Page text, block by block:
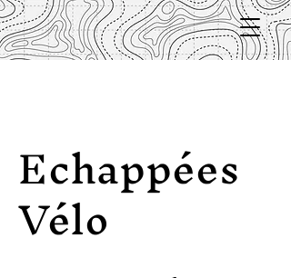
Echappées
Vélo